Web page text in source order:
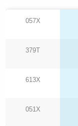
057Х
379Т
613Х
051Х